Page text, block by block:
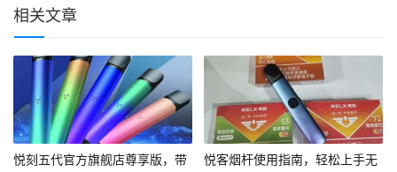
相关文章
悦刻五代官方旗舰店尊享版，带
悦客烟杆使用指南，轻松上手无